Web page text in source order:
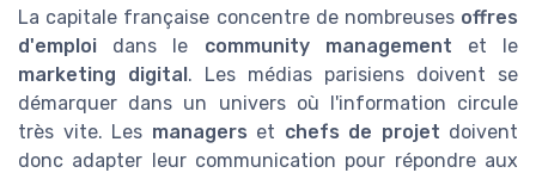
La capitale française concentre de nombreuses offres
d'emploi dans le community management et le
marketing digital. Les médias parisiens doivent se
démarquer dans un univers où l'information circule
très vite. Les managers et chefs de projet doivent
donc adapter leur communication pour répondre aux